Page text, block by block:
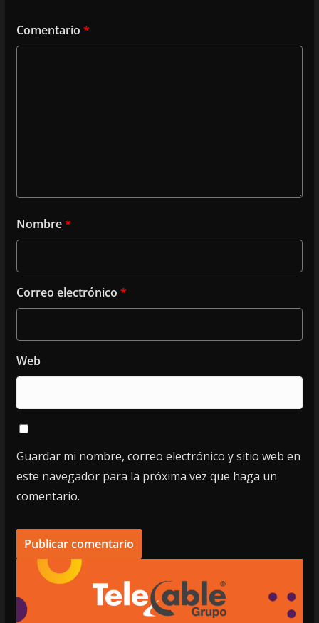
Comentario *
Nombre*
Correo electrónico *
Web
Guardar mi nombre, correo electrónico y sitio web en
este navegador para la próxima vez que haga un
comentario.